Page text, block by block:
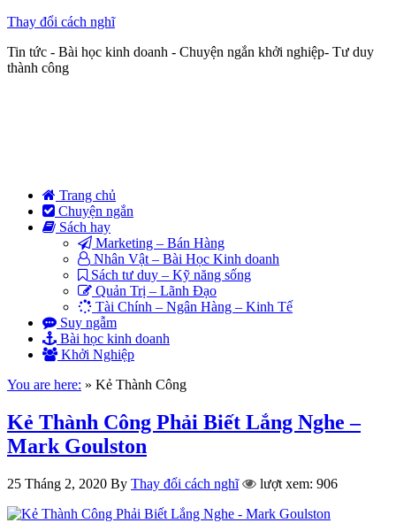
Thay đổi cách nghĩ
Tin tức - Bài học kinh doanh - Chuyện ngắn khởi nghiệp- Tư duy
thành công
Trang chủ
Chuyện ngắn
Sách hay
Marketing – Bán Hàng
Nhân Vật – Bài Học Kinh doanh
Sách tư duy – Kỹ năng sống
Quản Trị – Lãnh Đạo
Tài Chính – Ngân Hàng – Kinh Tế
Suy ngẫm
Bài học kinh doanh
Khởi Nghiệp
You are here: » Kẻ Thành Công
Kẻ Thành Công Phải Biết Lắng Nghe –
Mark Goulston
25 Tháng 2, 2020 By Thay đổi cách nghĩ lượt xem: 906